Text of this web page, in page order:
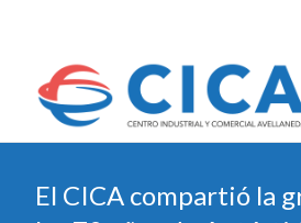
El CICA compartió la